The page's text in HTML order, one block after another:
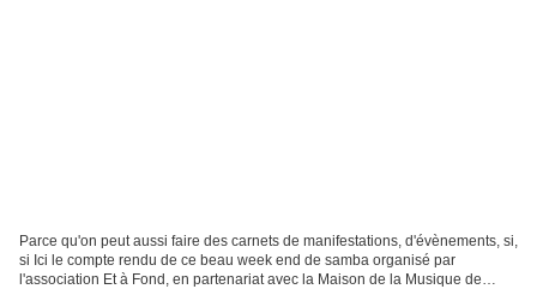
Parce qu'on peut aussi faire des carnets de manifestations, d'évènements, si,
si Ici le compte rendu de ce beau week end de samba organisé par
l'association Et à Fond, en partenariat avec la Maison de la Musique de